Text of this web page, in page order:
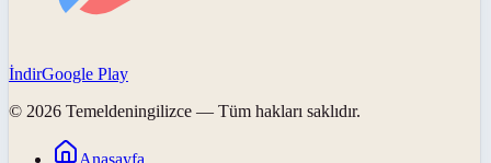
İndirGoogle Play
© 2026 Temeldeningilizce — Tüm hakları saklıdır.
Anasayfa